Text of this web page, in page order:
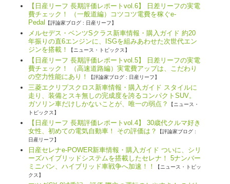
【日産リーフ 長期評価レポートvol.6】 日差リーフの実電
費チェック！ （一般道編）コツコツ電費を稼ぐe-
Pedal
【評論家ブログ : 日産リーフ】
メルセデス・ベンツSクラス新車情報・購入ガイド 約20
年振りの直6エンジンに、ISGを組みあわせた次世代エン
ジンを搭載！
【ニュース・トピックス】
【日産リーフ 長期評価レポートvol.5】 日差リーフの実電
費チェック！ （高速道路編）実電費アップは、こだわり
の空力性能にあり！
【評論家ブログ : 日産リーフ】
三菱エクリプスクロス新車情報・購入ガイド スタイルに
走り、装備とスキ無しの完成度を誇るコンパクトSUV。
ガソリン車だけしかないことが、唯一の弱点？
【ニュース・
トピックス】
【日産リーフ 長期評価レポートvol.4】 30歳代クルマ好き
女性、初めての電気自動車！ その評価は？
【評論家ブログ :
日産リーフ】
日産セレナe-POWER新車情報・購入ガイド ついに、シリ
ーズハイブリッドシステムを搭載したセレナ！ 5ナンバー
ミニバン、ハイブリッド車戦争へ加速！！
【ニュース・トピッ
クス】